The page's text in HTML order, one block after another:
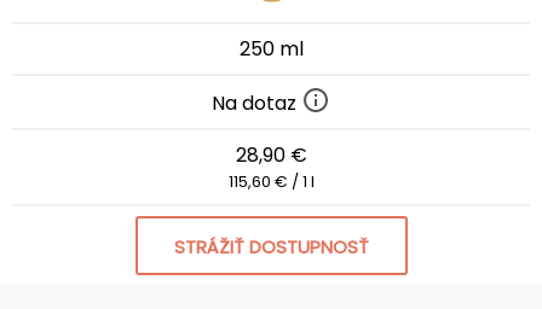
250 ml
Na dotaz
28,90 €
115,60 € / 1 l
STRÁŽIŤ DOSTUPNOSŤ